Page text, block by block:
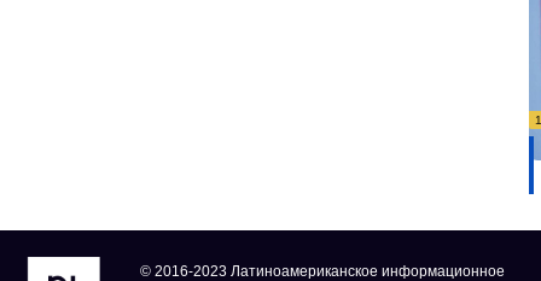
© 2016-2023 Латиноамериканское информационное